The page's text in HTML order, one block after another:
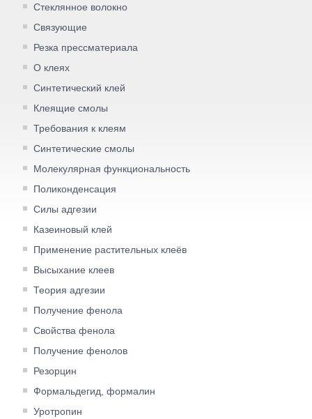
Стеклянное волокно
Связующие
Резка прессматериала
О клеях
Синтетический клей
Клеящие смолы
Требования к клеям
Синтетические смолы
Молекулярная функциональность
Поликонденсация
Силы адгезии
Казеиновый клей
Применение растительных клеёв
Высыхание клеев
Теория адгезии
Получение фенола
Свойства фенола
Получение фенолов
Резорцин
Формальдегид, формалин
Уротропин